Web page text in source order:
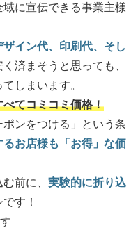
に宣伝できる事業主様
ザイン代、印刷代、そし
済まそうと思っても、
しまいます。
べてコミコミ価格！
ポンをつける」という条
お店様も「お得」な価
前に、 実験的に折り込
す！